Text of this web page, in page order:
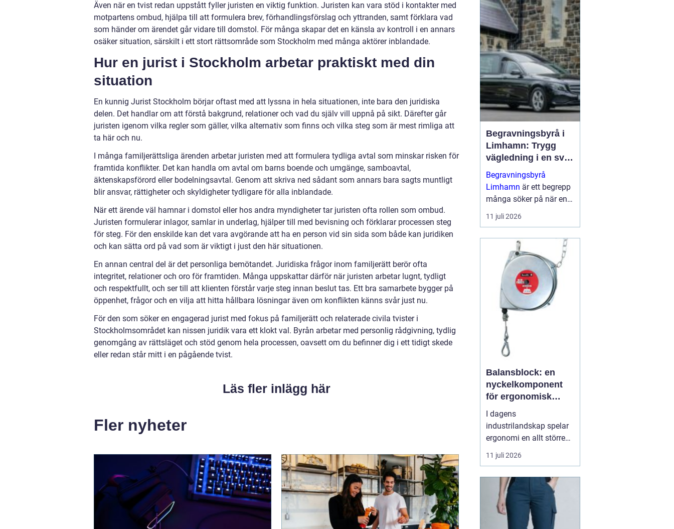
Även när en tvist redan uppstått fyller juristen en viktig funktion. Juristen kan vara stöd i kontakter med
motpartens ombud, hjälpa till att formulera brev, förhandlingsförslag och yttranden, samt förklara vad
som händer om ärendet går vidare till domstol. För många skapar det en känsla av kontroll i en annars
osäker situation, särskilt i ett stort rättsområde som Stockholm med många aktörer inblandade.
Hur en jurist i Stockholm arbetar praktiskt med din
situation
En kunnig Jurist Stockholm börjar oftast med att lyssna in hela situationen, inte bara den juridiska
delen. Det handlar om att förstå bakgrund, relationer och vad du själv vill uppnå på sikt. Därefter går
juristen igenom vilka regler som gäller, vilka alternativ som finns och vilka steg som är mest rimliga att
ta här och nu.
I många familjerättsliga ärenden arbetar juristen med att formulera tydliga avtal som minskar risken för
framtida konflikter. Det kan handla om avtal om barns boende och umgänge, samboavtal,
äktenskapsförord eller bodelningsavtal. Genom att skriva ned sådant som annars bara sagts muntligt
blir ansvar, rättigheter och skyldigheter tydligare för alla inblandade.
När ett ärende väl hamnar i domstol eller hos andra myndigheter tar juristen ofta rollen som ombud.
Juristen formulerar inlagor, samlar in underlag, hjälper till med bevisning och förklarar processen steg
för steg. För den enskilde kan det vara avgörande att ha en person vid sin sida som både kan juridiken
och kan sätta ord på vad som är viktigt i just den här situationen.
En annan central del är det personliga bemötandet. Juridiska frågor inom familjerätt berör ofta
integritet, relationer och oro för framtiden. Många uppskattar därför när juristen arbetar lugnt, tydligt
och respektfullt, och ser till att klienten förstår varje steg innan beslut tas. Ett bra samarbete bygger på
öppenhet, frågor och en vilja att hitta hållbara lösningar även om konflikten känns svår just nu.
För den som söker en engagerad jurist med fokus på familjerätt och relaterade civila tvister i
Stockholmsområdet kan nissen juridik vara ett klokt val. Byrån arbetar med personlig rådgivning, tydlig
genomgång av rättsläget och stöd genom hela processen, oavsett om du befinner dig i ett tidigt skede
eller redan står mitt i en pågående tvist.
Läs fler inlägg här
Fler nyheter
livsmedel, ehandel, lager
eller butiker handlar allt i
grunden om samma sak:
rätt ...
Begravningsbyrå i
Limhamn: Trygg
vägledning i en svår
tid
Begravningsbyrå
Limhamn är ett begrepp
många söker på när en
nära anhörig har gått
bort och behovet av stöd
11 juli 2026
Balansblock: en
nyckelkomponent
för ergonomisk
effektivitet
I dagens
industrilandskap spelar
ergonomi en allt större
roll. Det handlar inte
bara om att skapa en
för anställda, utan även
om att optimera
produktiviteten. Ett
verktyg som allt mer
11 juli 2026